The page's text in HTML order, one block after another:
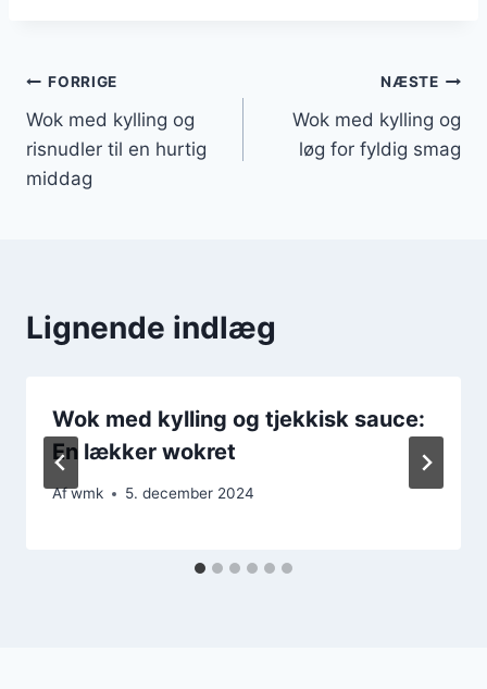
Indlægsnavigation
FORRIGE
Wok med kylling og
risnudler til en hurtig
middag
NÆSTE
Wok med kylling og
løg for fyldig smag
Lignende indlæg
Wok med kylling og tjekkisk sauce:
En lækker wokret
Afwmk 5. december 2024